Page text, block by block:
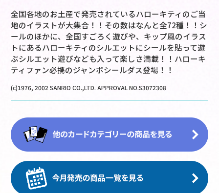
全国各地のお土産で発売されているハローキティのご当
地のイラストが大集合！！その数はなんと全72種！！シ
ールのほかに、全国すごろく遊びや、キップ風のイラス
トにあるハローキティのシルエットにシールを貼って遊
ぶシルエット遊びなども入って楽しさ満載！！ハローキ
ティファン必携のジャンボシールダス登場！！
(c)1976, 2002 SANRIO CO.,LTD. APPROVAL NO.S3072308